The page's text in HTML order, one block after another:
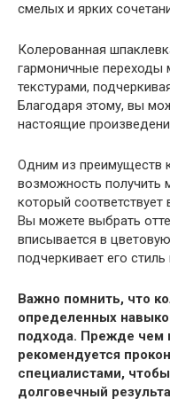
смелых и ярких
Колерованная
гармоничные переходы
текстурами,
Благодаря этому, вы
настоящие
Одним из преимуществ
возможность получить
который
Вы можете выбрать
вписывается в
подчеркивает его стиль
Важно помнить, что
определенных
подхода. Прежде чем
рекомендуется
специалистами,
долговечный